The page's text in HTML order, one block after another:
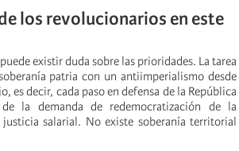
los revolucionarios en este
existir duda sobre las prioridades. La tarea
patria con un antiimperialismo desde
es decir, cada paso en defensa de la República
la demanda de redemocratización de la
justicia salarial. No existe soberanía territorial